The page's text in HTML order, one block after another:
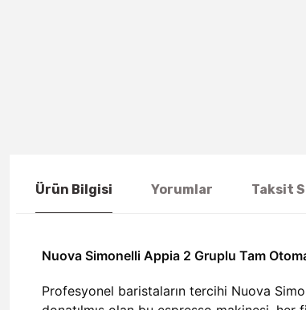
Ürün Bilgisi Yorumlar Taksit
Nuova Simonelli Appia 2 Gruplu Tam
Profesyonel baristaların tercihi Nuova